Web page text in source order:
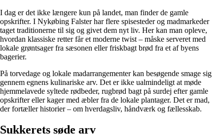
I dag er det ikke længere kun på landet, man finder de gamle
opskrifter. I Nykøbing Falster har flere spisesteder og madmarkeder
taget traditionerne til sig og givet dem nyt liv. Her kan man opleve,
hvordan klassiske retter får et moderne twist – måske serveret med
lokale grøntsager fra sæsonen eller friskbagt brød fra et af byens
bagerier.
På torvedage og lokale madarrangementer kan besøgende smage sig
gennem egnens kulinariske arv. Det er ikke ualmindeligt at møde
hjemmelavede syltede rødbeder, rugbrød bagt på surdej efter gamle
opskrifter eller kager med æbler fra de lokale plantager. Det er mad,
der fortæller historier – om hverdagsliv, håndværk og fællesskab.
Sukkerets søde arv